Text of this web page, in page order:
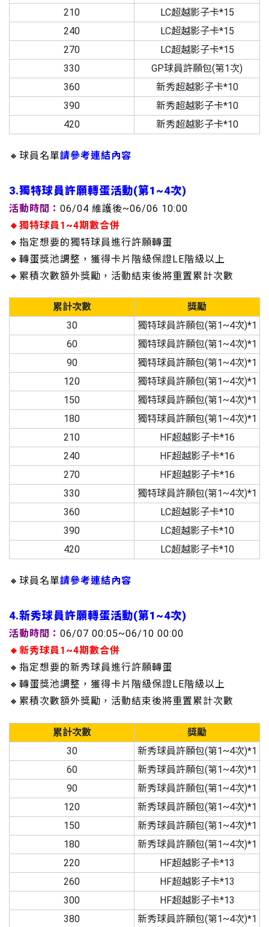
210
LC超越影子卡*15
240
LC超越影子卡*15
270
LC超越影子卡*15
330
GP球員許願包(第1次)
360
新秀超越影子卡*10
390
新秀超越影子卡*10
420
新秀超越影子卡*10
🔸球員名單請參考連結內容
3.獨特球員許願轉蛋活動(第1~4次)
活動時間： 06/04 維護後~06/06 10:00
🔸獨特球員1~4期數合併
🔸指定想要的獨特球員進行許願轉蛋
🔸轉蛋獎池調整，獲得卡片階級保證LE階級以上
🔸累積次數額外獎勵，活動結束後將重置累計次數
累計次數
獎勵
30
獨特球員許願包(第1~4次)*1
60
獨特球員許願包(第1~4次)*1
90
獨特球員許願包(第1~4次)*1
120
獨特球員許願包(第1~4次)*1
150
獨特球員許願包(第1~4次)*1
180
獨特球員許願包(第1~4次)*1
210
HF超越影子卡*16
240
HF超越影子卡*16
270
HF超越影子卡*16
330
獨特球員許願包(第1~4次)*1
360
LC超越影子卡*10
390
LC超越影子卡*10
420
LC超越影子卡*10
🔸球員名單請參考連結內容
4.新秀球員許願轉蛋活動(第1~4次)
活動時間： 06/07 00:05~06/10 00:00
🔸新秀球員1~4期數合併
🔸指定想要的新秀球員進行許願轉蛋
🔸轉蛋獎池調整，獲得卡片階級保證LE階級以上
🔸累積次數額外獎勵，活動結束後將重置累計次數
累計次數
獎勵
30
新秀球員許願包(第1~4次)*1
60
新秀球員許願包(第1~4次)*1
90
新秀球員許願包(第1~4次)*1
120
新秀球員許願包(第1~4次)*1
150
新秀球員許願包(第1~4次)*1
180
新秀球員許願包(第1~4次)*1
220
HF超越影子卡*13
260
HF超越影子卡*13
300
HF超越影子卡*13
380
新秀球員許願包(第1~4次)*1